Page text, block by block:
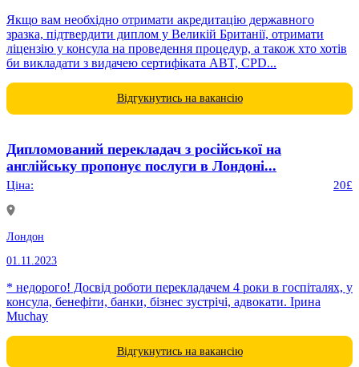
Якщо вам необхідно отримати акредитацію державного
зразка, підтвердити диплом у Великій Британії, отримати
ліцензію у консула на проведення процедур, а також хто хотів
би викладати з видачею сертифіката ABT, CPD...
Відгукнутись на вакансію
Дипломований перекладач з російської на
англійську пропонує послуги в Лондоні...
Ціна: 20£
Лондон
01.11.2023
* недорого! Досвід роботи перекладачем 4 роки в госпіталях, у
консула, бенефіти, банки, бізнес зустрічі, адвокати. Ірина
Muchay
Відгукнутись на вакансію